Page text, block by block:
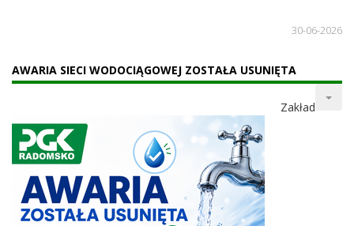
30-06-2026
AWARIA SIECI WODOCIĄGOWEJ ZOSTAŁA USUNIĘTA
Zakład